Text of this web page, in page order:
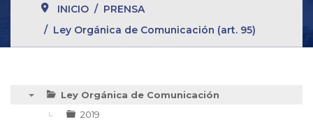
INICIO
PRENSA
Ley Orgánica de Comunicación (art. 95)
Ley Orgánica de Comunicación
2019